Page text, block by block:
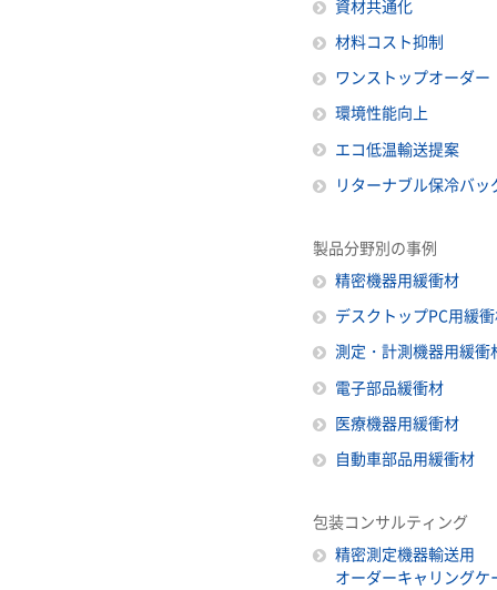
資材共通化
材料コスト抑制
ワンストップオーダー
環境性能向上
エコ低温輸送提案
リターナブル保冷バッ
製品分野別の事例
精密機器用緩衝材
デスクトップPC用緩
測定・計測機器用緩衝
電子部品緩衝材
医療機器用緩衝材
自動車部品用緩衝材
包装コンサルティング
精密測定機器輸送用
オーダーキャリングケ